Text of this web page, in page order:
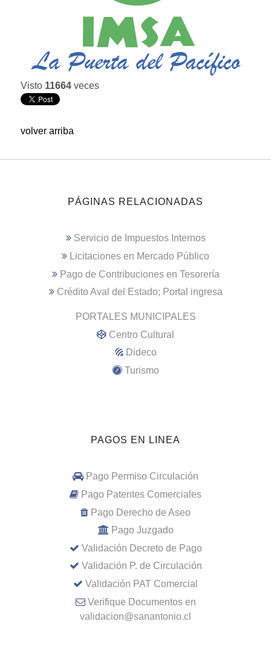
Visto 11664 veces
volver arriba
PÁGINAS RELACIONADAS
Servicio de Impuestos Internos
Licitaciones en Mercado Público
Pago de Contribuciones en Tesorería
Crédito Aval del Estado; Portal ingresa
PORTALES MUNICIPALES
Centro Cultural
Dideco
Turismo
PAGOS EN LINEA
Pago Permiso Circulación
Pago Patentes Comerciales
Pago Derecho de Aseo
Pago Juzgado
Validación Decreto de Pago
Validación P. de Circulación
Validación PAT Comercial
Verifique Documentos en
validacion@sanantonio.cl